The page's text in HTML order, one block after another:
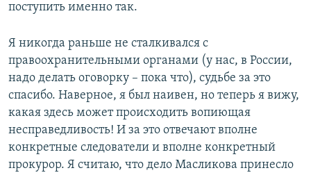
поступить именно так.
Я никогда раньше не сталкивался с
правоохранительными органами (у нас, в России,
надо делать оговорку – пока что), судьбе за это
спасибо. Наверное, я был наивен, но теперь я вижу,
какая здесь может происходить вопиющая
несправедливость! И за это отвечают вполне
конкретные следователи и вполне конкретный
прокурор. Я считаю, что дело Масликова принесло